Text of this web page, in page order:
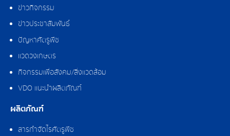
ข่าวกิจกรรม
ข่าวประชาสัมพันธ์
ปัญหาศัตรูพืช
แวดวงเกษตร
กิจกรรมเพื่อสังคม/สิ่งแวดล้อม
VDO แนะนำผลิตภัณฑ์
ผลิตภัณฑ์
สารกำจัดไรศัตรูพืช